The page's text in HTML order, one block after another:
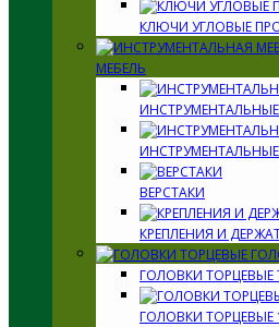
КЛЮЧИ УГЛОВЫЕ
МЕБЕЛЬ
ВЕРСТАКИ
КРЕПЛЕНИЯ И
ГОЛОВКИ ТОРЦЕВЫЕ
ГОЛОВКИ ТОРЦЕВЫЕ